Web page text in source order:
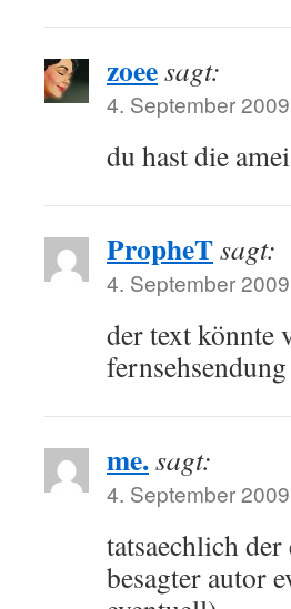
zoeesagt:
4. September
du hast die
PropheTsagt:
4. September
der text könnte
me.sagt:
4. September
tatsaechlich
besagter autor